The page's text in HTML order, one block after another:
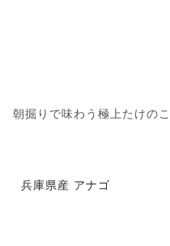
朝掘りで味わう極上たけのこ
兵庫県産 アナゴ